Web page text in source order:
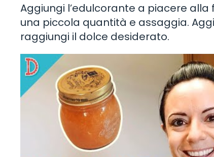
Aggiungi l’edulcorante a piacere
una piccola quantità e assaggia.
raggiungi il dolce desiderato.